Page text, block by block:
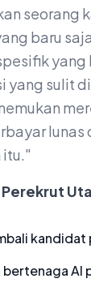
seorang
baru
yang
yang sulit
lunas
itu."
AI